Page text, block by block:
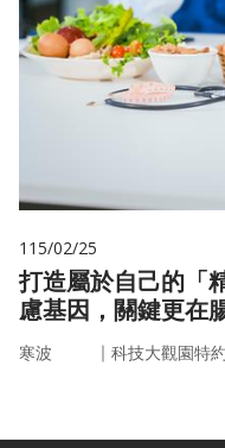
115/02/25
打造屬於自己的「
慮基因，關鍵更在
寒波 ｜ 科技大觀園特